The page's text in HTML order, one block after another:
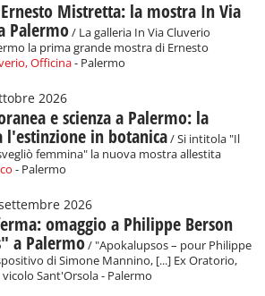
Mistretta: la mostra In Via
Palermo/ La galleria In Via Cluverio
la prima grande mostra di Ernesto
Officina- Palermo
2026
e scienza a Palermo: la
l'estinzione in botanica/ Si intitola "Il
femmina" la nuova mostra allestita
- Palermo
2026
omaggio a Philippe Berson
a Palermo/ "Apokalupsos – pour Philippe
di Simone Mannino, [...] Ex Oratorio,
Sant'Orsola - Palermo